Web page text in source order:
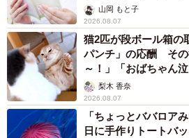
山岡 もと子
2026.08.07
猫2匹が段ボール箱の
パンチ」の応酬 その
～！」「おばちゃん
梨木 香奈
2026.08.07
「ちょっとババロア
日に手作りトート